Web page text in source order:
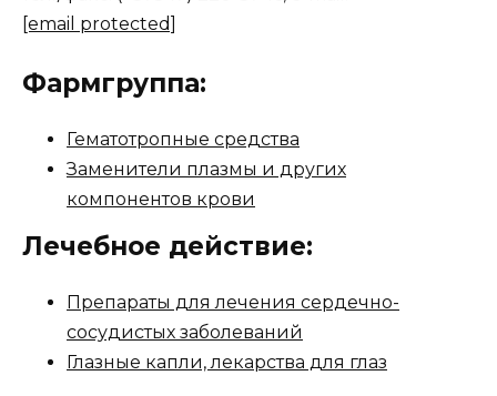
[email protected]
Фармгруппа:
Гематотропные средства
Заменители плазмы и других
компонентов крови
Лечебное действие:
Препараты для лечения сердечно-
сосудистых заболеваний
Глазные капли, лекарства для глаз